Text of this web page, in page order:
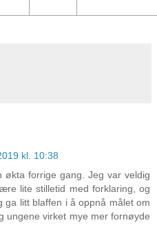
kl. 10:38
forrige gang. Jeg var veldig
lite stilletid med forklaring, og
ga litt blaffen i å oppnå målet om
ungene virket mye mer fornøyde